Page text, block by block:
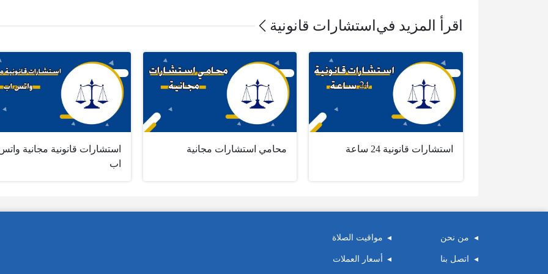
اقرأ المزيد في استشارات قانونية
استشارات قانونية 24 ساعة محامي استشارات مجانية
استشارات قانونية مجانية
اب
من نحن
اتصل بنا
مواقيت الصلاة
أسعار العملات